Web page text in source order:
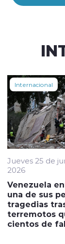
Internacional
Jueves 25 de
2026
Venezuela
una de sus
tragedias
terremotos
cientos de